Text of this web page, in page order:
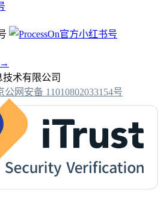
→
术有限公司
公网安备 11010802033154号